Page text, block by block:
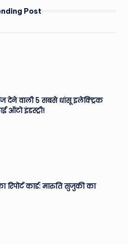
Post
देने वाली 5 सबसे धांसू इलेक्ट्रिक
ऑटो इंडस्ट्री!
कार्ड: मारुति सुजुकी का